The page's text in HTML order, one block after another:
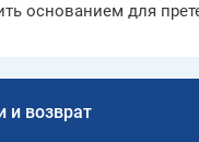
основанием для
и возврат